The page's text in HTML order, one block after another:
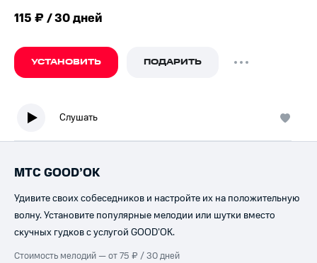
115 ₽ / 30 дней
УСТАНОВИТЬ ПОДАРИТЬ
Слушать
МТС GOOD’OK
Удивите своих собеседников и настройте их на положительную
волну. Установите популярные мелодии или шутки вместо
скучных гудков с услугой GOOD’OK.
Стоимость мелодий — от 75 ₽ / 30 дней